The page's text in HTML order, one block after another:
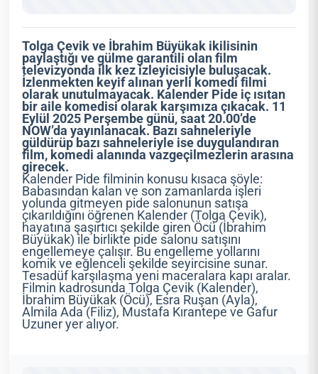
Tolga Çevik ve İbrahim Büyükak ikilisinin
paylaştığı ve gülme garantili olan film
televizyonda ilk kez izleyicisiyle buluşacak.
İzlenmekten keyif alınan yerli komedi filmi
olarak unutulmayacak. Kalender Pide iç ısıtan
bir aile komedisi olarak karşımıza çıkacak. 11
Eylül 2025 Perşembe günü, saat 20.00’de
NOW’da yayınlanacak. Bazı sahneleriyle
güldürüp bazı sahneleriyle ise duygulandıran
film, komedi alanında vazgeçilmezlerin arasına
girecek.
Kalender Pide filminin konusu kısaca şöyle:
Babasından kalan ve son zamanlarda işleri
yolunda gitmeyen pide salonunun satışa
çıkarıldığını öğrenen Kalender (Tolga Çevik),
hayatına şaşırtıcı şekilde giren Öcü (İbrahim
Büyükak) ile birlikte pide salonu satışını
engellemeye çalışır. Bu engelleme yollarını
komik ve eğlenceli şekilde seyircisine sunar.
Tesadüf karşılaşma yeni maceralara kapı aralar.
Filmin kadrosunda Tolga Çevik (Kalender),
İbrahim Büyükak (Öcü), Esra Ruşan (Ayla),
Almila Ada (Filiz), Mustafa Kırantepe ve Gafur
Uzuner yer alıyor.